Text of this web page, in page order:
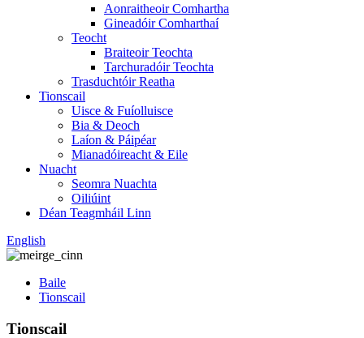
Aonraitheoir Comhartha
Gineadóir Comharthaí
Teocht
Braiteoir Teochta
Tarchuradóir Teochta
Trasduchtóir Reatha
Tionscail
Uisce & Fuíolluisce
Bia & Deoch
Laíon & Páipéar
Mianadóireacht & Eile
Nuacht
Seomra Nuachta
Oiliúint
Déan Teagmháil Linn
English
Baile
Tionscail
Tionscail